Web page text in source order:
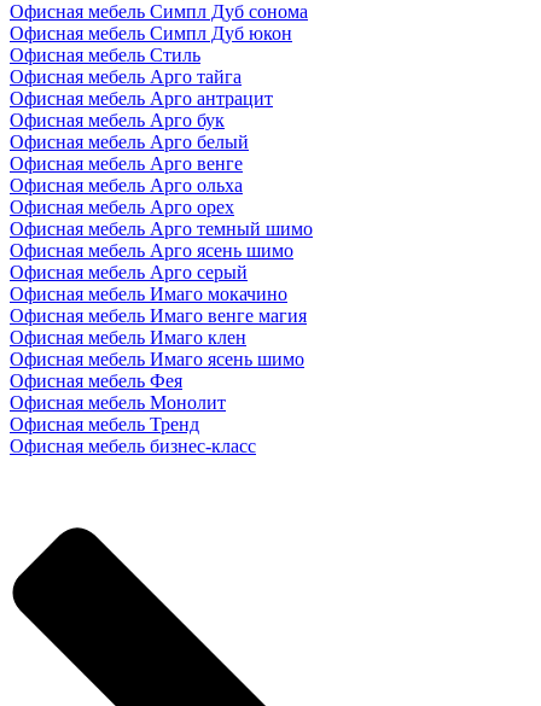
Офисная мебель Симпл Дуб сонома
Офисная мебель Симпл Дуб юкон
Офисная мебель Стиль
Офисная мебель Арго тайга
Офисная мебель Арго антрацит
Офисная мебель Арго бук
Офисная мебель Арго белый
Офисная мебель Арго венге
Офисная мебель Арго ольха
Офисная мебель Арго орех
Офисная мебель Арго темный шимо
Офисная мебель Арго ясень шимо
Офисная мебель Арго серый
Офисная мебель Имаго мокачино
Офисная мебель Имаго венге магия
Офисная мебель Имаго клен
Офисная мебель Имаго ясень шимо
Офисная мебель Фея
Офисная мебель Монолит
Офисная мебель Тренд
Офисная мебель бизнес-класс